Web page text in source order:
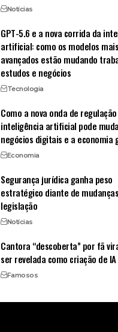
Notícias
GPT-5.6 e a nova corrida da
artificial: como os modelos mais
avançados estão mudando
estudos e negócios
Tecnologia
Como a nova onda de
inteligência artificial pode
negócios digitais e a economia
Economia
Segurança jurídica ganha peso
estratégico diante de
legislação
Notícias
Cantora “descoberta” por fã
ser revelada como criação de IA
Famosos